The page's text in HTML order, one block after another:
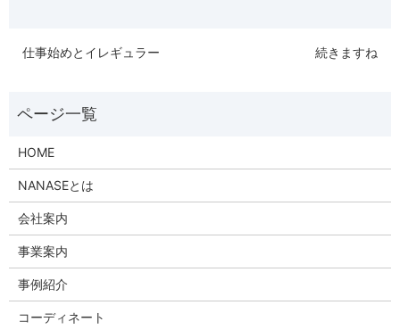
仕事始めとイレギュラー 続きますね
HOME
NANASEとは
会社案内
事業案内
事例紹介
コーディネート